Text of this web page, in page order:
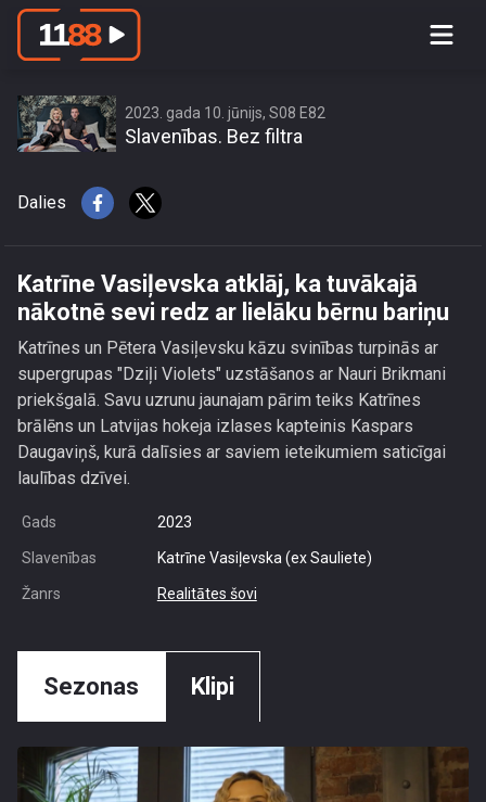
Katrīne Vasiļevska atklāj, ka tuvākajā
2023. gada 10. jūnijs, S08 E82
Slavenības. Bez filtra
Dalies
Katrīne Vasiļevska atklāj, ka tuvākajā
nākotnē sevi redz ar lielāku bērnu bariņu
Katrīnes un Pētera Vasiļevsku kāzu svinības turpinās ar
supergrupas "Dziļi Violets" uzstāšanos ar Nauri Brikmani
priekšgalā. Savu uzrunu jaunajam pārim teiks Katrīnes
brālēns un Latvijas hokeja izlases kapteinis Kaspars
Daugaviņš, kurā dalīsies ar saviem ieteikumiem saticīgai
laulības dzīvei.
Gads 2023
Slavenības Katrīne Vasiļevska (ex Sauliete)
Žanrs Realitātes šovi
Sezonas Klipi